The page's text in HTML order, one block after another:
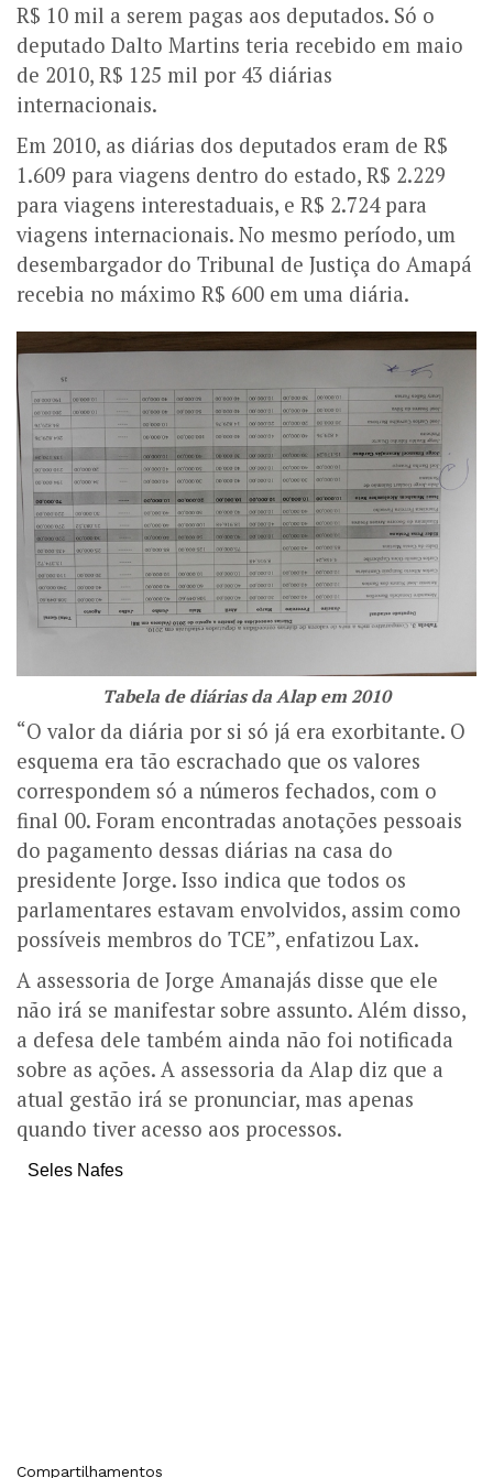
R$ 10 mil a serem pagas aos deputados. Só o
deputado Dalto Martins teria recebido em maio
de 2010, R$ 125 mil por 43 diárias
internacionais.
Em 2010, as diárias dos deputados eram de R$
1.609 para viagens dentro do estado, R$ 2.229
para viagens interestaduais, e R$ 2.724 para
viagens internacionais. No mesmo período, um
desembargador do Tribunal de Justiça do Amapá
recebia no máximo R$ 600 em uma diária.
Tabela de diárias da Alap em 2010
“O valor da diária por si só já era exorbitante. O
esquema era tão escrachado que os valores
correspondem só a números fechados, com o
final 00. Foram encontradas anotações pessoais
do pagamento dessas diárias na casa do
presidente Jorge. Isso indica que todos os
parlamentares estavam envolvidos, assim como
possíveis membros do TCE”, enfatizou Lax.
A assessoria de Jorge Amanajás disse que ele
não irá se manifestar sobre assunto. Além disso,
a defesa dele também ainda não foi notificada
sobre as ações. A assessoria da Alap diz que a
atual gestão irá se pronunciar, mas apenas
quando tiver acesso aos processos.
Seles Nafes
Compartilhamentos